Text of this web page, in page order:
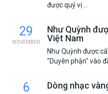
được quý vị ...
29
NOVEMBER
Như Quỳnh
Việt Nam
Như Quỳnh được
"Duyên phận" vào
6 Dòng nhạc